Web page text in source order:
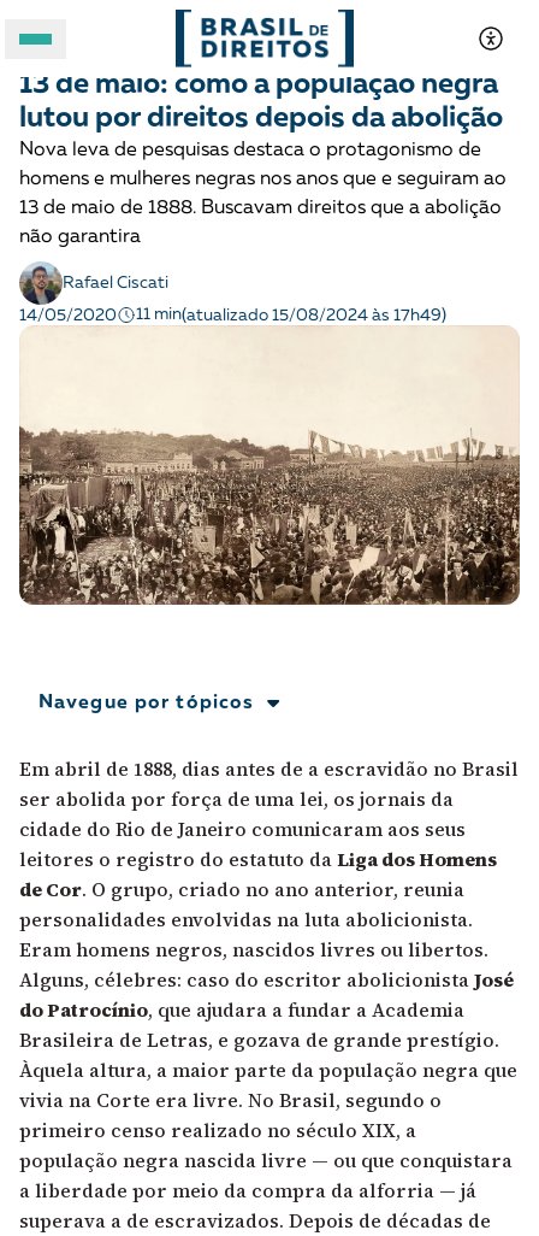
A BRASIL DE DIREITOS
FORMATOS
Apoie a Brasil de Direitos
A [BD] conta as histórias de quem defende
direitos humanos no Brasil. Para continuar,
COMBATE AO RACISMO
Para entender
13 de maio: como a população negra
lutou por direitos depois da abolição
Nova leva de pesquisas destaca o protagonismo de
homens e mulheres negras nos anos que e seguiram ao
13 de maio de 1888. Buscavam direitos que a abolição
não garantira
Rafael Ciscati
14/05/2020
11 min(atualizado 15/08/2024 às 17h49)
Navegue por tópicos
Em abril de 1888, dias antes de a escravidão no Brasil
ser abolida por força de uma lei, os jornais da
cidade do Rio de Janeiro comunicaram aos seus
leitores o registro do estatuto daLiga dos Homens
de Cor. O grupo, criado no ano anterior, reunia
personalidades envolvidas na luta abolicionista.
Eram homens negros, nascidos livres ou libertos.
Alguns, célebres: caso do escritor abolicionistaJosé
do Patrocínio, que ajudara a fundar a Academia
Brasileira de Letras, e gozava de grande prestígio.
Àquela altura, a maior parte da população negra que
vivia na Corte era livre. No Brasil, segundo o
primeiro censo realizado no século XIX, a
população negra nascida livre — ou que conquistara
a liberdade por meio da compra da alforria — já
superava a de escravizados. Depois de décadas de